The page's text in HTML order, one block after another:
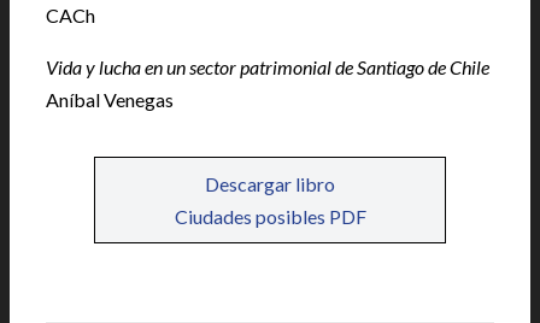
CACh
Vida y lucha en un sector patrimonial de Santiago de Chile
Aníbal Venegas
Descargar libro
Ciudades posibles PDF